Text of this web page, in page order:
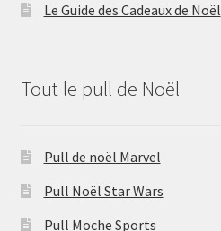
Le Guide des Cadeaux de Noël
Tout le pull de Noël
Pull de noël Marvel
Pull Noël Star Wars
Pull Moche Sports